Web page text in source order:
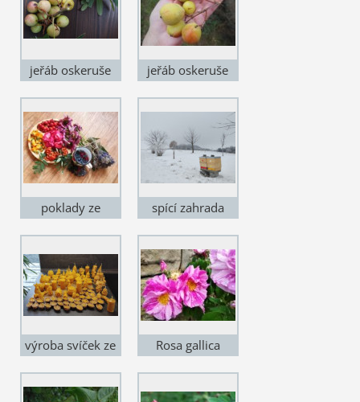
jeřáb oskeruše
jeřáb oskeruše
poklady ze
spící zahrada
výroba svíček ze
Rosa gallica